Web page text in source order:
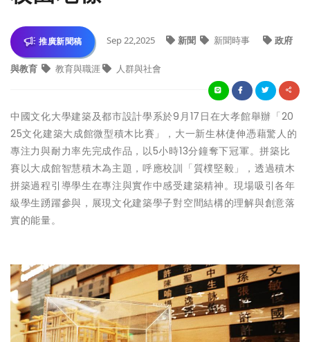
推廣新聞稿 Sep 22,2025 新聞 新聞時事 政府
與教育 教育與職涯 人群與社會
中國文化大學建築及都市設計學系於9月17日在大孝館舉辦「20
25文化建築大成館微型積木比賽」，大一新生林倢伸憑藉驚人的
專注力與耐力率先完成作品，以5小時13分鐘奪下冠軍。拼築比
賽以大成館智慧積木為主題，呼應校訓「質樸堅毅」，透過積木
拼築過程引導學生在專注與實作中感受建築精神。現場吸引各年
級學生踴躍參與，展現文化建築學子對空間結構的理解與創意落
實的能量。